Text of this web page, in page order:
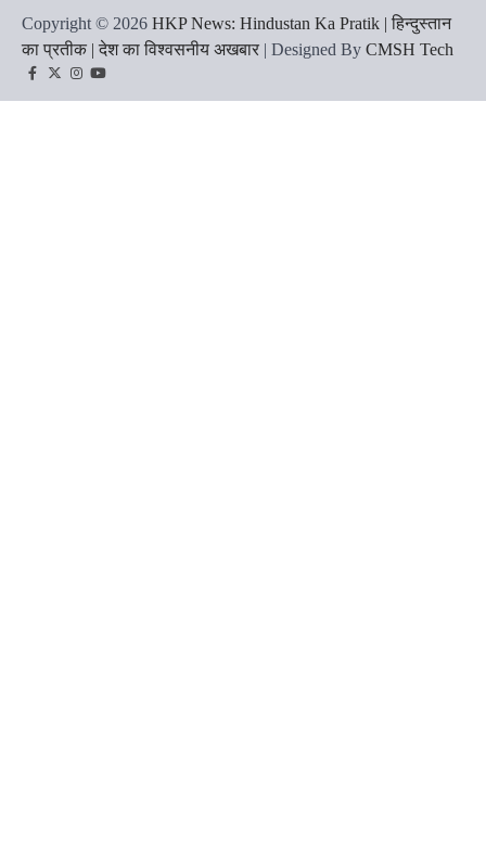
Copyright © 2026 HKP News: Hindustan Ka Pratik | हिन्दुस्तान
का प्रतीक | देश का विश्वसनीय अखबार | Designed By CMSH Tech
Facebook
TwitterInstagram
YouTube